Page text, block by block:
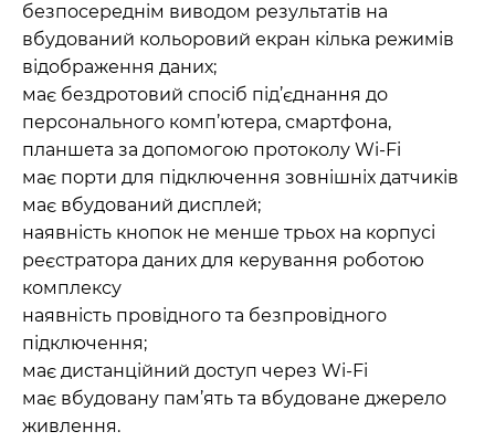
безпосереднім виводом результатів на
вбудований кольоровий екран кілька режимів
відображення даних;
має бездротовий спосіб під’єднання до
персонального комп’ютера, смартфона,
планшета за допомогою протоколу Wi-Fi
має порти для підключення зовнішніх датчиків
має вбудований дисплей;
наявність кнопок не менше трьох на корпусі
реєстратора даних для керування роботою
комплексу
наявність провідного та безпровідного
підключення;
має дистанційний доступ через Wi-Fi
має вбудовану пам’ять та вбудоване джерело
живлення.